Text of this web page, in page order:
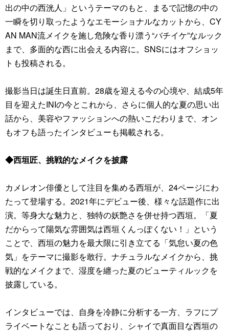
出の中の西洸人」というテーマのもと、まるで記憶の中の
一瞬を切り取ったようなエモーショナルなカットから、CY
AN MAN流メイクを施し危険な香り漂う“バチイケ”なルック
まで、多面的な西に出会える内容に。SNSにはオフショッ
トも投稿される。
撮影当日は誕生日直前。28歳を迎える今の心境や、結成5年
目を迎えたINIの今とこれから、さらに個人的な夏の思い出
話から、美容やファッションへの熱いこだわりまで、オン
もオフも語ったインタビューも掲載される。
◆西垣匠、挑戦的なメイクを披露
カメレオン俳優として注目を集める西垣が、24ページにわ
たって登場する。2021年にデビュー後、様々な話題作に出
演。等身大な魅力と、独特の妖艶さを併せ持つ西垣。「夏
だからって陽気な雰囲気は西垣くんっぽくない！」という
ことで、西垣の魅力を最大限に引き立てる「気怠い夏の色
気」をテーマに撮影を敢行。ナチュラルなメイクから、挑
戦的なメイクまで、湿度を纏った夏のビューティルックを
披露している。
インタビューでは、自身を冷静に分析する一方、ラフにプ
ライベートなことも語っており、シャイで真面目な西垣の